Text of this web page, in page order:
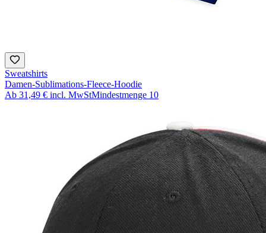
Sweatshirts
Damen-Sublimations-Fleece-Hoodie
Ab 31,49 € incl. MwStMindestmenge 10